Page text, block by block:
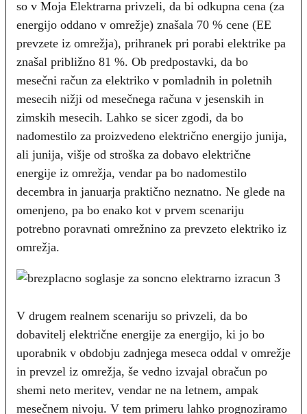
so v Moja Elektrarna privzeli, da bi odkupna cena (za
energijo oddano v omrežje) znašala 70 % cene (EE
prevzete iz omrežja), prihranek pri porabi elektrike pa
znašal približno 81 %. Ob predpostavki, da bo
mesečni račun za elektriko v pomladnih in poletnih
mesecih nižji od mesečnega računa v jesenskih in
zimskih mesecih. Lahko se sicer zgodi, da bo
nadomestilo za proizvedeno električno energijo junija,
ali junija, višje od stroška za dobavo električne
energije iz omrežja, vendar pa bo nadomestilo
decembra in januarja praktično neznatno. Ne glede na
omenjeno, pa bo enako kot v prvem scenariju
potrebno poravnati omrežnino za prevzeto elektriko iz
omrežja.
V drugem realnem scenariju so privzeli, da bo
dobavitelj električne energije za energijo, ki jo bo
uporabnik v obdobju zadnjega meseca oddal v omrežje
in prevzel iz omrežja, še vedno izvajal obračun po
shemi neto meritev, vendar ne na letnem, ampak
mesečnem nivoju. V tem primeru lahko prognoziramo